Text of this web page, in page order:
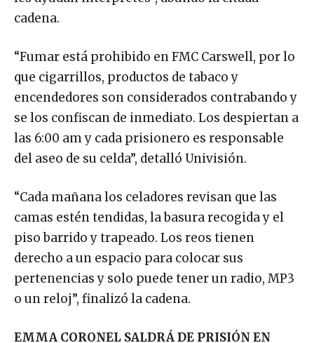
cadena.
“Fumar está prohibido en FMC Carswell, por lo
que cigarrillos, productos de tabaco y
encendedores son considerados contrabando y
se los confiscan de inmediato. Los despiertan a
las 6:00 am y cada prisionero es responsable
del aseo de su celda”, detalló Univisión.
“Cada mañana los celadores revisan que las
camas estén tendidas, la basura recogida y el
piso barrido y trapeado. Los reos tienen
derecho a un espacio para colocar sus
pertenencias y solo puede tener un radio, MP3
o un reloj”, finalizó la cadena.
EMMA CORONEL SALDRÁ DE PRISIÓN EN